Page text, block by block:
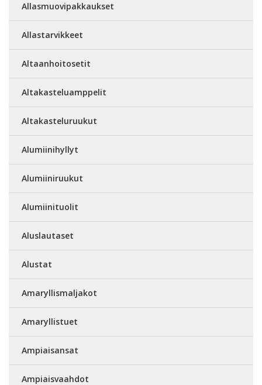
Allasmuovipakkaukset
Allastarvikkeet
Altaanhoitosetit
Altakasteluamppelit
Altakasteluruukut
Alumiinihyllyt
Alumiiniruukut
Alumiinituolit
Aluslautaset
Alustat
Amaryllismaljakot
Amaryllistuet
Ampiaisansat
Ampiaisvaahdot